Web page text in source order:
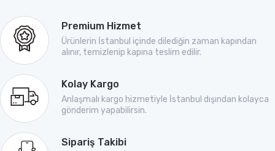
Premium Hizmet
Ürünlerin İstanbul içinde dilediğin zaman kapından
alınır, temizlenip kapına teslim edilir.
Kolay Kargo
Anlaşmalı kargo hizmetiyle İstanbul dışından kolayca
gönderim yapabilirsin.
Sipariş Takibi